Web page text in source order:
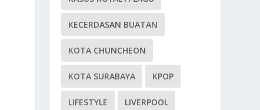
KECERDASAN BUATAN
KOTA CHUNCHEON
KOTA SURABAYA KPOP
LIFESTYLE LIVERPOOL